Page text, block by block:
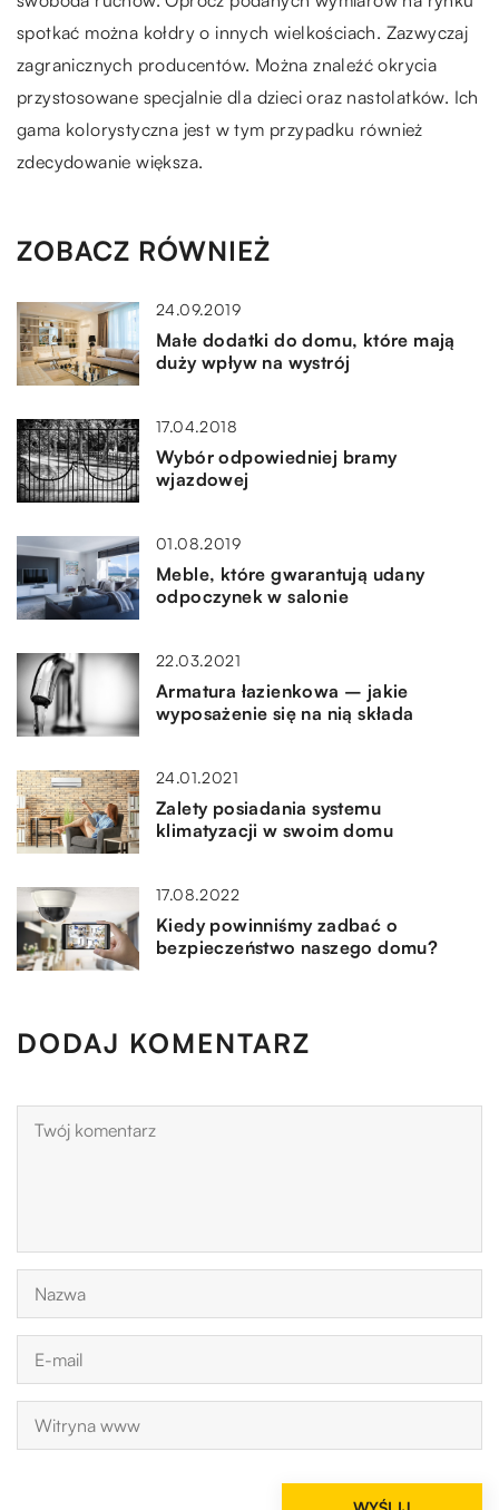
spotkać można kołdry o innych wielkościach. Zazwyczaj
zagranicznych producentów. Można znaleźć okrycia
przystosowane specjalnie dla dzieci oraz nastolatków. Ich
gama kolorystyczna jest w tym przypadku również
zdecydowanie większa.
ZOBACZ RÓWNIEŻ
24.09.2019
Małe dodatki do domu, które mają
duży wpływ na wystrój
17.04.2018
Wybór odpowiedniej bramy
wjazdowej
01.08.2019
Meble, które gwarantują udany
odpoczynek w salonie
22.03.2021
Armatura łazienkowa – jakie
wyposażenie się na nią składa
24.01.2021
Zalety posiadania systemu
klimatyzacji w swoim domu
17.08.2022
Kiedy powinniśmy zadbać o
bezpieczeństwo naszego domu?
DODAJ KOMENTARZ